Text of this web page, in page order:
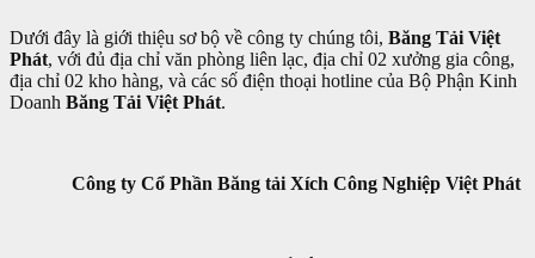
Dưới đây là giới thiệu sơ bộ về công ty chúng tôi, Băng Tải Việt
Phát, với đủ địa chỉ văn phòng liên lạc, địa chỉ 02 xưởng gia công,
địa chỉ 02 kho hàng, và các số điện thoại hotline của Bộ Phận Kinh
Doanh Băng Tải Việt Phát.
Công ty Cổ Phần Băng tải Xích Công Nghiệp Việt Phát